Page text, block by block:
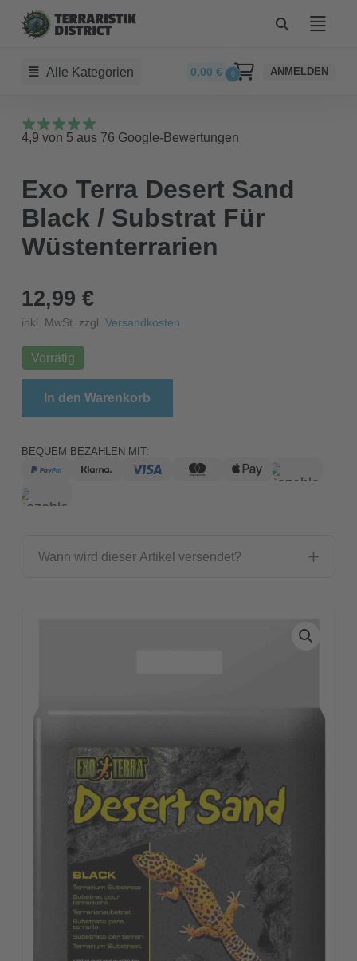
Alle Kategorien 0,00€ 0 ANMELDEN
4,9 von 5 aus 76 Google-Bewertungen
Exo Terra Desert Sand
Black / Substrat Für
Wüstenterrarien
12,99 €
inkl. MwSt. zzgl. Versandkosten
Vorrätig
Exo Terra Desert Sand Black / Substrat Für
In den Warenkorb
BEQUEM BEZAHLEN MIT:
Wann wird dieser Artikel versendet?